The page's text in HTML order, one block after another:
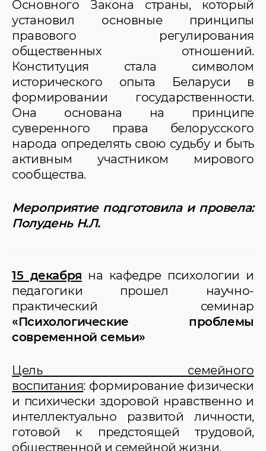
Основного Закона страны, который
установил основные принципы
правового регулирования
общественных отношений.
Конституция стала символом
исторического опыта Беларуси в
формировании государственности.
Она основана на принципе
суверенного права белорусского
народа определять свою судьбу и быть
активным участником мирового
сообщества.
Мероприятие подготовила и провела:
Полудень Н.Л.
15 декабря на кафедре психологии и
педагогики прошел научно-
практический семинар
«Психологические проблемы
современной семьи»
Цель семейного
воспитания: формирование физически
и психически здоровой нравственно и
интеллектуально развитой личности,
готовой к предстоящей трудовой,
общественной и семейной жизни.